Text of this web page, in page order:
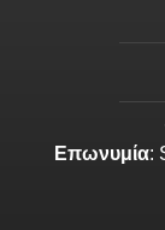
Επωνυμία: